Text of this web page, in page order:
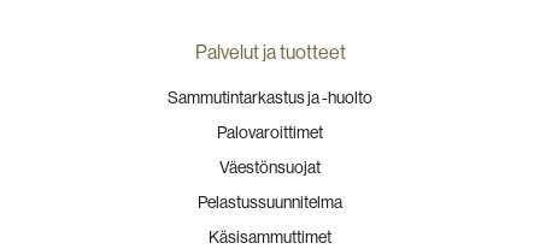
Palvelut ja tuotteet
Sammutintarkastus ja -huolto
Palovaroittimet
Väestönsuojat
Pelastussuunnitelma
Käsisammuttimet